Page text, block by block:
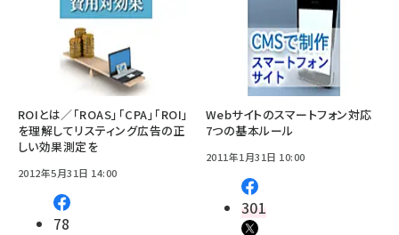
ROIとは／「ROAS」「CPA」「ROI」
を理解してリスティング広告の正
しい効果測定を
2012年5月31日 14:00
78
Webサイトのスマートフォン対応
7つの基本ルール
2011年1月31日 10:00
301